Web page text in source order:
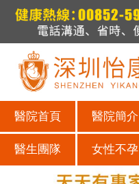
醫院首頁 醫院簡介
醫生團隊 女性不孕